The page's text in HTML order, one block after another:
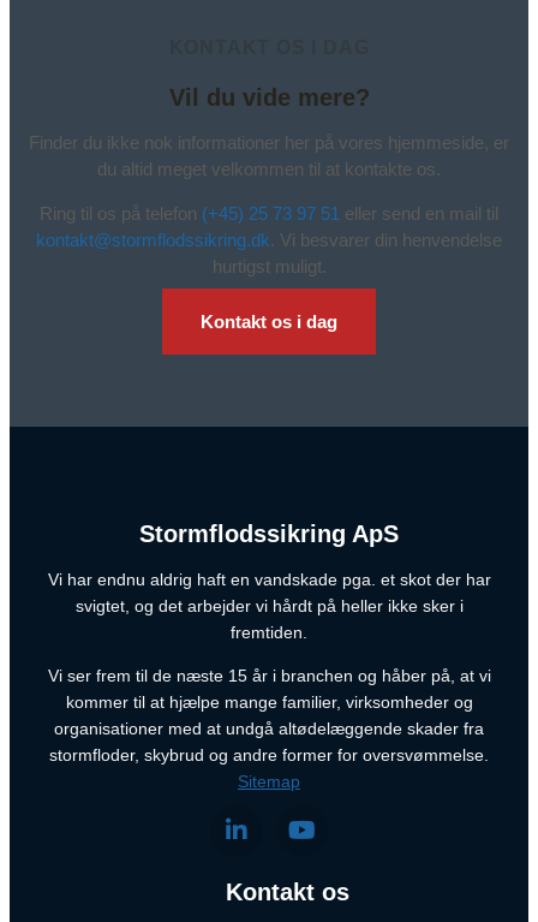
Vil du vide mere?
Finder du ikke nok informationer her på vores hjemmeside, er
du altid meget velkommen til at kontakte os.
Ring til os på telefon (+45) 25 73 97 51 eller send en mail til
kontakt@stormflodssikring.dk. Vi besvarer din henvendelse
hurtigst muligt.
Kontakt os i dag
Stormflodssikring ApS
Vi har endnu aldrig haft en vandskade pga. et skot der har
svigtet, og det arbejder vi hårdt på heller ikke sker i
fremtiden.
Vi ser frem til de næste 15 år i branchen og håber på, at vi
kommer til at hjælpe mange familier, virksomheder og
organisationer med at undgå altødelæggende skader fra
stormfloder, skybrud og andre former for oversvømmelse.
Sitemap
Kontakt os